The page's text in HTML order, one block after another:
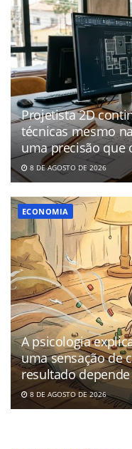
Projetista 2D
técnicas mesmo
uma precisão que
8 DE AGOSTO DE 2026
ECONOMIA
A psicologia
uma sensação de
resultado
8 DE AGOSTO DE 2026